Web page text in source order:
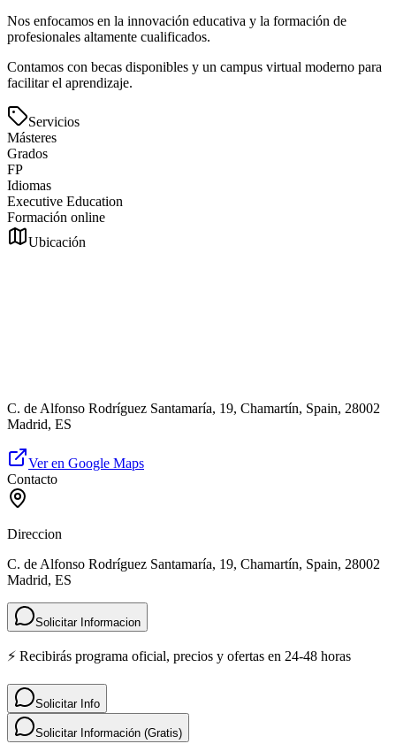
Nos enfocamos en la innovación educativa y la formación de
profesionales altamente cualificados.
Contamos con becas disponibles y un campus virtual moderno para
facilitar el aprendizaje.
Servicios
Másteres
Grados
FP
Idiomas
Executive Education
Formación online
Ubicación
C. de Alfonso Rodríguez Santamaría, 19, Chamartín, Spain, 28002
Madrid, ES
Ver en Google Maps
Contacto
Direccion
C. de Alfonso Rodríguez Santamaría, 19, Chamartín, Spain, 28002
Madrid, ES
Solicitar Informacion
⚡ Recibirás programa oficial, precios y ofertas en 24-48 horas
Solicitar Info
Solicitar Información (Gratis)